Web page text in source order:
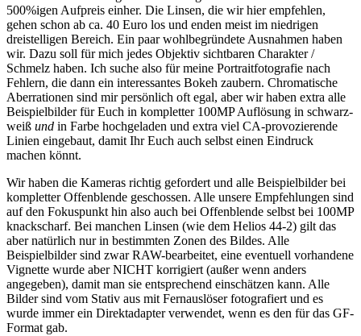
500%igen Aufpreis einher. Die Linsen, die wir hier empfehlen,
gehen schon ab ca. 40 Euro los und enden meist im niedrigen
dreistelligen Bereich. Ein paar wohlbegründete Ausnahmen haben
wir. Dazu soll für mich jedes Objektiv sichtbaren Charakter /
Schmelz haben. Ich suche also für meine Portraitfotografie nach
Fehlern, die dann ein interessantes Bokeh zaubern. Chromatische
Aberrationen sind mir persönlich oft egal, aber wir haben extra alle
Beispielbilder für Euch in kompletter 100MP Auflösung in schwarz-
weiß und in Farbe hochgeladen und extra viel CA-provozierende
Linien eingebaut, damit Ihr Euch auch selbst einen Eindruck
machen könnt.
Wir haben die Kameras richtig gefordert und alle Beispielbilder bei
kompletter Offenblende geschossen. Alle unsere Empfehlungen sind
auf den Fokuspunkt hin also auch bei Offenblende selbst bei 100MP
knackscharf. Bei manchen Linsen (wie dem Helios 44-2) gilt das
aber natürlich nur in bestimmten Zonen des Bildes. Alle
Beispielbilder sind zwar RAW-bearbeitet, eine eventuell vorhandene
Vignette wurde aber NICHT korrigiert (außer wenn anders
angegeben), damit man sie entsprechend einschätzen kann. Alle
Bilder sind vom Stativ aus mit Fernauslöser fotografiert und es
wurde immer ein Direktadapter verwendet, wenn es den für das GF-
Format gab.